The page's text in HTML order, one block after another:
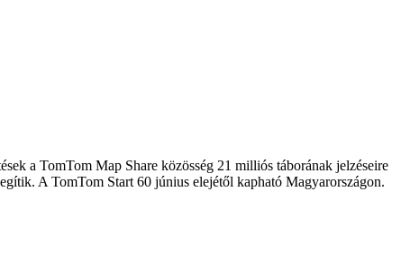
a TomTom Map Share közösség 21 milliós táborának jelzéseire
A TomTom Start 60 június elejétől kapható Magyarországon.